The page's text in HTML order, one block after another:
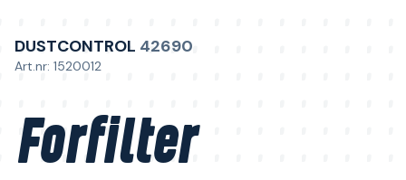
DUSTCONTROL 42690
Art.nr: 1520012
Forfilter